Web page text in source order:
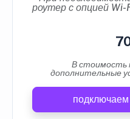
роутер с опцией Wi-
В стоимость
дополнительные
подключаем